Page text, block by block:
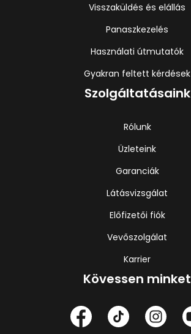
Visszaküldés és elállás
Panaszkezelés
Használati útmutatók
Gyakran feltett kérdések
Szolgáltatásaink
Rólunk
Üzleteink
Garanciák
Látásvizsgálat
Előfizetői fiók
Vevőszolgálat
Karrier
Kövessen minket